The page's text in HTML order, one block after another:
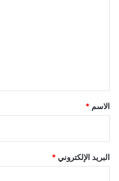
*
الاسم *
البريد الإلكتروني *